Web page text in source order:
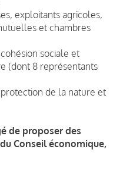
exploitants agricoles,
et chambres
sociale et
(dont 8 représentants
de la nature et
de proposer des
Conseil économique,